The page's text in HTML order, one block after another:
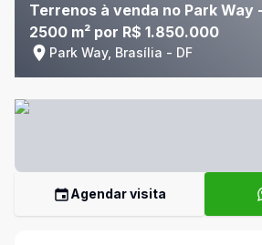
Terrenos à venda no Park Way
2500 m² por R$ 1.850.000
Park Way, Brasília - DF
Agendar visita